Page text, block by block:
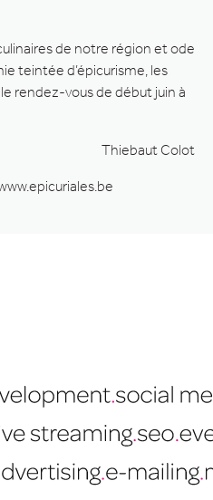
de notre région et ode
teintée d’épicurisme, les
rendez-vous de début juin à
Thiebaut Colot